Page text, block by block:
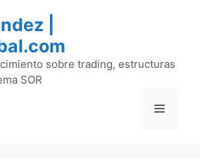
|
sobre trading, estructuras
SOR
Menú